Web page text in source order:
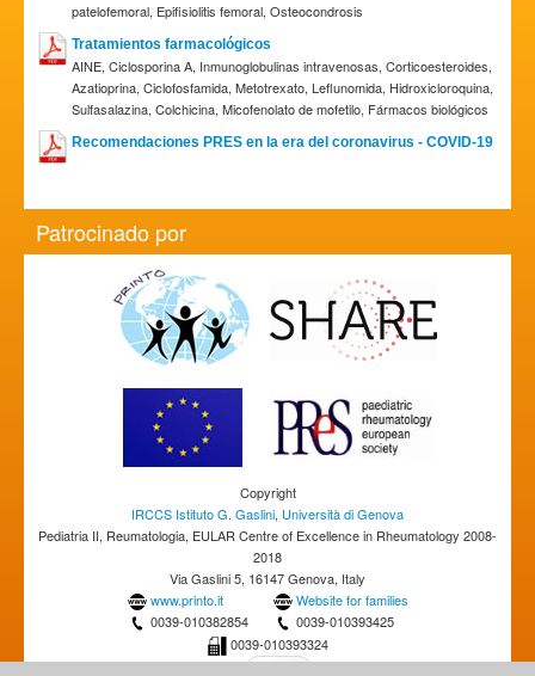
patelofemoral, Epifisiolitis femoral, Osteocondrosis
Tratamientos farmacológicos
AINE, Ciclosporina A, Inmunoglobulinas intravenosas, Corticoesteroides,
Azatioprina, Ciclofosfamida, Metotrexato, Leflunomida, Hidroxicloroquina,
Sulfasalazina, Colchicina, Micofenolato de mofetilo, Fármacos biológicos
Recomendaciones PRES en la era del coronavirus - COVID-19
Patrocinado por
Copyright
IRCCS Istituto G. Gaslini, Università di Genova
Pediatria II, Reumatologia, EULAR Centre of Excellence in Rheumatology 2008-
2018
Via Gaslini 5, 16147 Genova, Italy
www.printo.it
Website for families
0039-010382854
0039-010393425
0039-010393324